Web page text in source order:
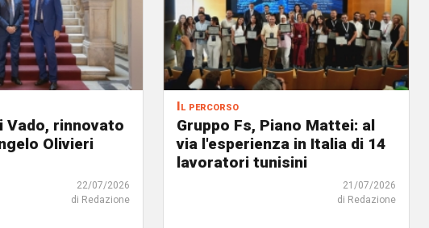
Vado, rinnovato
Olivieri
22/07/2026
di Redazione
Il percorso
Gruppo Fs, Piano Mattei: al
via l'esperienza in Italia di 14
lavoratori tunisini
21/07/2026
di Redazione